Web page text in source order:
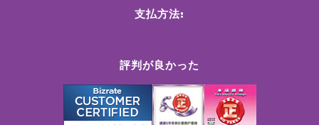
評判が良かった
支払方法: